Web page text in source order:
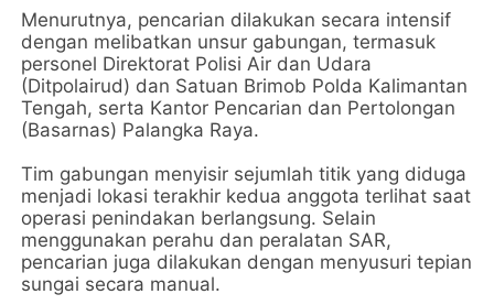
Menurutnya, pencarian dilakukan secara intensif
dengan melibatkan unsur gabungan, termasuk
personel Direktorat Polisi Air dan Udara
(Ditpolairud) dan Satuan Brimob Polda Kalimantan
Tengah, serta Kantor Pencarian dan Pertolongan
(Basarnas) Palangka Raya.
Tim gabungan menyisir sejumlah titik yang diduga
menjadi lokasi terakhir kedua anggota terlihat saat
operasi penindakan berlangsung. Selain
menggunakan perahu dan peralatan SAR,
pencarian juga dilakukan dengan menyusuri tepian
sungai secara manual.